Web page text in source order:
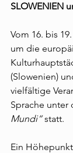
SLOWENIEN
Vom 16. bis
um die
(Slowenien)
vielfältige
Sprache
Mundi“ statt.
Ein